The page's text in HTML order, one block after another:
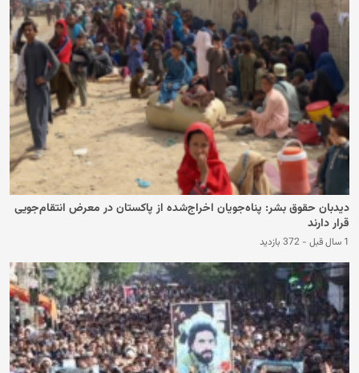
دید‌بان حقوق بشر: پناه‌جویان اخراج‌شده از پاکستان در معرض انتقام‌جویی
قرار دارند
1 سال قبل - 372 بازدید